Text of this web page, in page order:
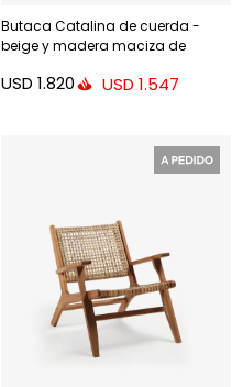
Butaca Catalina de cuerda -
beige y madera maciza de
USD 1.820 USD 1.547